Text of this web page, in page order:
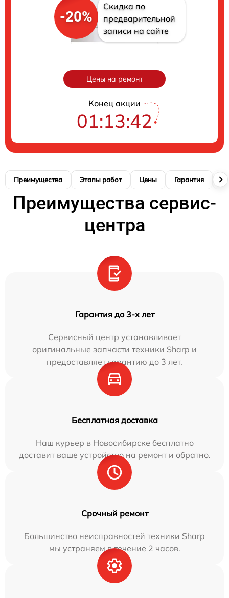
-20%
Скидка по
предварительной
записи на сайте
Цены на ремонт
Конец акции
01:13:41
Преимущества Этапы работ Цены Гарантия
Преимущества сервис-
центра
Гарантия до 3-х лет
Сервисный центр устанавливает
оригинальные запчасти техники Sharp и
предоставляет гарантию до 3 лет.
Бесплатная доставка
Наш курьер в Новосибирске бесплатно
доставит ваше устройство на ремонт и обратно.
Срочный ремонт
Большинство неисправностей техники Sharp
мы устраняем в течение 2 часов.